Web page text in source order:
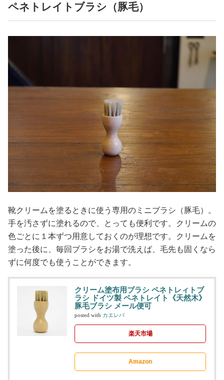
ペネトレイトブラシ（豚毛）
靴クリームを塗るときに使う専用のミニブラシ（豚毛）。
手を汚さずに塗れるので、とっても便利です。クリームの
色ごとに１本ずつ用意しておくのが理想です。クリームを
塗った後に、毎回ブラシをお湯で洗えば、毛先も固くなら
ずに何度でも使うことができます。
クリーム塗布用ブラシ ペネトレィトブ
ラシ ドイツ製 ペネトレイト《天然木》
豚毛ブラシ メール便可
posted with カエレバ
楽天市場
Amazon